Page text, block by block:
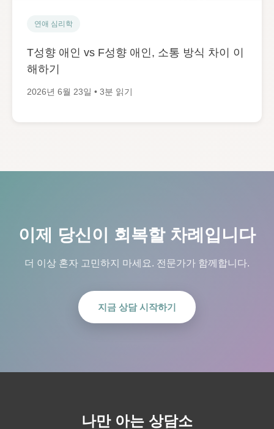
연애 심리학
T성향 애인 vs F성향 애인, 소통 방식 차이 이
해하기
2026년 6월 23일 • 3분 읽기
이제 당신이 회복할 차례입니다
더 이상 혼자 고민하지 마세요. 전문가가 함께합니다.
지금 상담 시작하기
나만 아는 상담소